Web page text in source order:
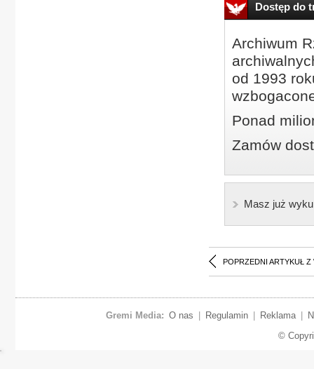
Dostęp do
Archiwum
od 1993
Ponad
Zamów
Masz już
POPRZEDNI ARTYKUŁ Z
Gremi Media: O nas Regulamin Reklama
©